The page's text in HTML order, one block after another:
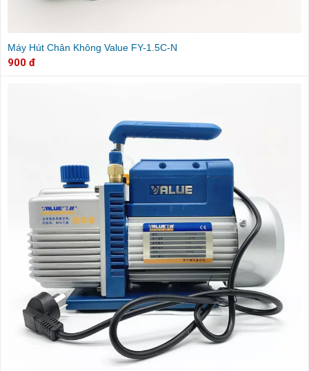
Máy Hút Chân Không Value FY-1.5C-N
900 đ